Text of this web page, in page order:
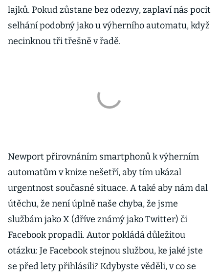
lajků. Pokud zůstane bez odezvy, zaplaví nás pocit
selhání podobný jako u výherního automatu, když
necinknou tři třešně v řadě.
Newport přirovnáním smartphonů k výherním
automatům v knize nešetří, aby tím ukázal
urgentnost současné situace. A také aby nám dal
útěchu, že není úplně naše chyba, že jsme
službám jako X (dříve známý jako Twitter) či
Facebook propadli. Autor pokládá důležitou
otázku: Je Facebook stejnou službou, ke jaké jste
se před lety přihlásili? Kdybyste věděli, v co se